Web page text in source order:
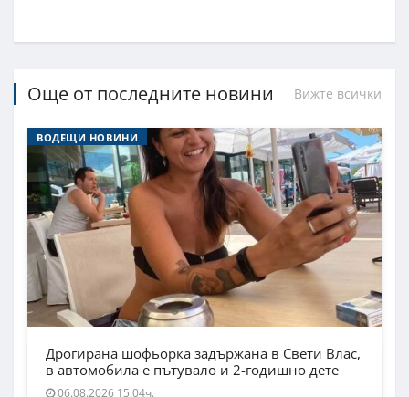
Още от последните новини Вижте всички
ВОДЕЩИ НОВИНИ
Дрогирана шофьорка задържана в Свети Влас,
в автомобила е пътувало и 2-годишно дете
06.08.2026 15:04ч.